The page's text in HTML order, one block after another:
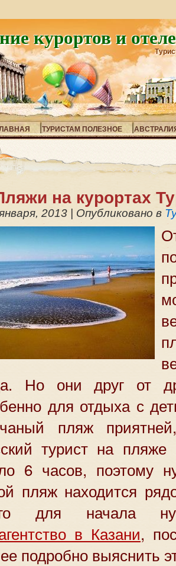
курортов и
ТУРИСТАМ ПОЛЕЗНОЕ
на курортах
2013 Опубликовано в
Но они друг от
для отдыха с
пляж
турист на
6 часов, поэтому
пляж находится
для начала
в Казани,
подробно выяснить